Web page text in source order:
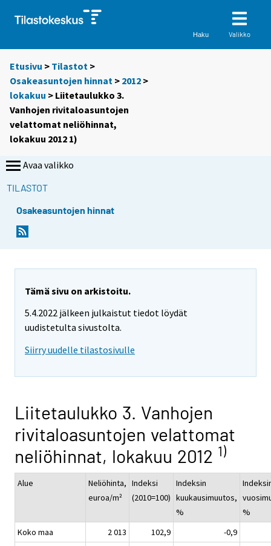
Haku Valikko
Etusivu > Tilastot >
Osakeasuntojen hinnat > 2012 >
lokakuu > Liitetaulukko 3.
Vanhojen rivitaloasuntojen
velattomat neliöhinnat,
lokakuu 2012 1)
Avaa valikko
TILASTOT
Osakeasuntojen hinnat
Tämä sivu on arkistoitu.
5.4.2022 jälkeen julkaistut tiedot löydät
uudistetulta sivustolta.
Siirry uudelle tilastosivulle
Liitetaulukko 3. Vanhojen
rivitaloasuntojen velattomat
neliöhinnat, lokakuu 2012 1)
Alue
Neliöhinta,
euroa/m²
Indeksi
(2010=100)
Indeksin
kuukausimuutos,
%
%
Koko maa
2 013 102,9
-0,9